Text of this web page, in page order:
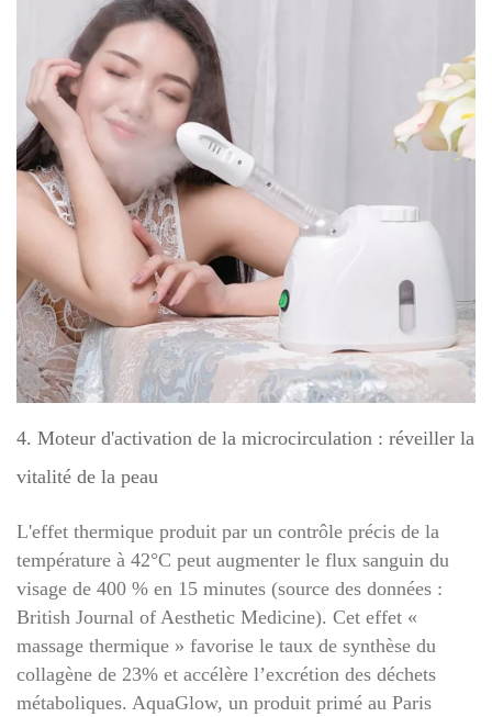
4. Moteur d'activation de la microcirculation : réveiller la
vitalité de la peau
L'effet thermique produit par un contrôle précis de la
température à 42°C peut augmenter le flux sanguin du
visage de 400 % en 15 minutes (source des données :
British Journal of Aesthetic Medicine). Cet effet «
massage thermique » favorise le taux de synthèse du
collagène de 23% et accélère l’excrétion des déchets
métaboliques. AquaGlow, un produit primé au Paris